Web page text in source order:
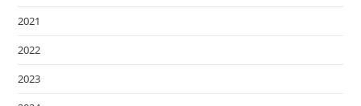
2021
2022
2023